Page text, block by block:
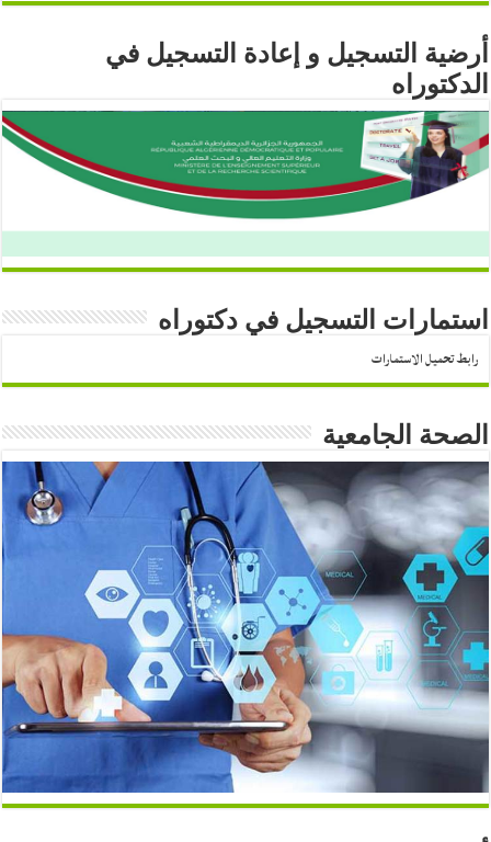
أرضية التسجيل و إعادة التسجيل في
الدكتوراه
استمارات التسجيل في دكتوراه
رابط تحميل الاستمارات
الصحة الجامعية